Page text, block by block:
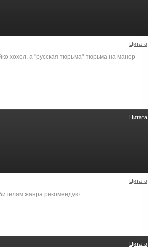
Цитата
хохол, а "русская тюрьма"-тюрьма на манер
Цитата
Цитата
жанра рекомендую.
Цитата